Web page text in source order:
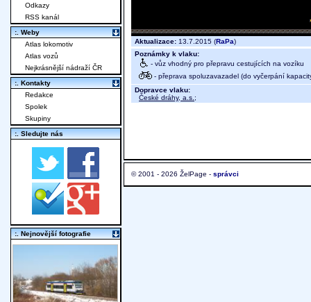
Aktualizace: 13.7.2015 (RaPa)
Poznámky k vlaku:
- vůz vhodný pro přepravu cestujících na vozíku
- přeprava spoluzavazadel (do vyčerpání
Dopravce vlaku:
České dráhy, a.s. ;
© 2001 - 2026 ŽelPage - správci
Odkazy
RSS kanál
:. Weby
Atlas lokomotiv
Atlas vozů
Nejkrásnější nádraží ČR
:. Kontakty
Redakce
Spolek
Skupiny
:. Sledujte nás
:. Nejnovější fotografie